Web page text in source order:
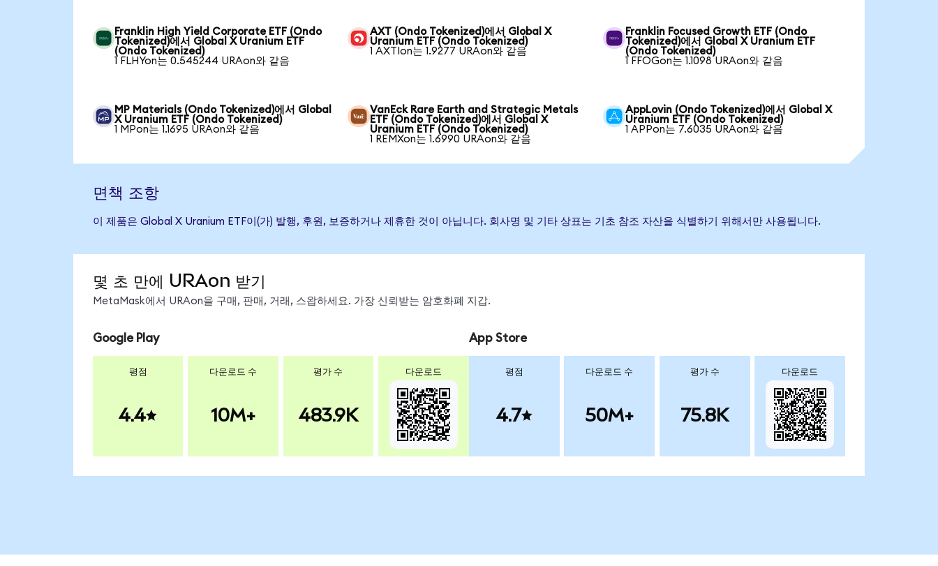
Franklin High Yield Corporate ETF (Ondo
Tokenized)에서 Global X Uranium ETF
(Ondo Tokenized)
1 FLHYon는 0.545244 URAon와 같음
AXT (Ondo Tokenized)에서 Global X
Uranium ETF (Ondo Tokenized)
1 AXTIon는 1.9277 URAon와 같음
Franklin Focused Growth ETF (Ondo
Tokenized)에서 Global X Uranium ETF
(Ondo Tokenized)
1 FFOGon는 1.1098 URAon와 같음
MP Materials (Ondo Tokenized)에서 Global
X Uranium ETF (Ondo Tokenized)
1 MPon는 1.1695 URAon와 같음
VanEck Rare Earth and Strategic Metals
ETF (Ondo Tokenized)에서 Global X
Uranium ETF (Ondo Tokenized)
1 REMXon는 1.6990 URAon와 같음
AppLovin (Ondo Tokenized)에서 Global X
Uranium ETF (Ondo Tokenized)
1 APPon는 7.6035 URAon와 같음
면책 조항
이 제품은 Global X Uranium ETF이(가) 발행, 후원, 보증하거나 제휴한 것이 아닙니다. 회사명 및 기타 상표는 기초 참조 자산을 식별하기 위해서만 사용됩니다.
몇 초 만에 URAon 받기
MetaMask에서 URAon을 구매, 판매, 거래, 스왑하세요. 가장 신뢰받는 암호화폐 지갑.
Google Play
평점
4.4
다운로드 수
10M+
평가 수
483.9K
다운로드
App Store
평점
4.7
다운로드 수
50M+
평가 수
75.8K
다운로드